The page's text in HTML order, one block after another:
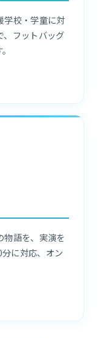
学校・学童に対
、フットバッグ
物語を、実演を
に対応、オン